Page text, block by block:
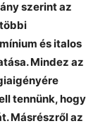
szerint az
és italos
Mindez az
tennünk, hogy
Másrészről az